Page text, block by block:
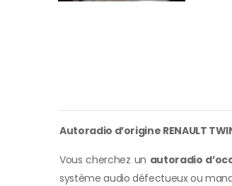
Autoradio d’origine RENAULT
Vous cherchez un autoradio
système audio défectueux ou